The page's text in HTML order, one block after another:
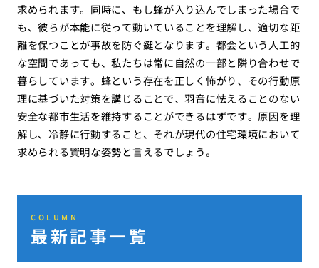
求められます。同時に、もし蜂が入り込んでしまった場合で
も、彼らが本能に従って動いていることを理解し、適切な距
離を保つことが事故を防ぐ鍵となります。都会という人工的
な空間であっても、私たちは常に自然の一部と隣り合わせで
暮らしています。蜂という存在を正しく怖がり、その行動原
理に基づいた対策を講じることで、羽音に怯えることのない
安全な都市生活を維持することができるはずです。原因を理
解し、冷静に行動すること、それが現代の住宅環境において
求められる賢明な姿勢と言えるでしょう。
COLUMN
最新記事一覧